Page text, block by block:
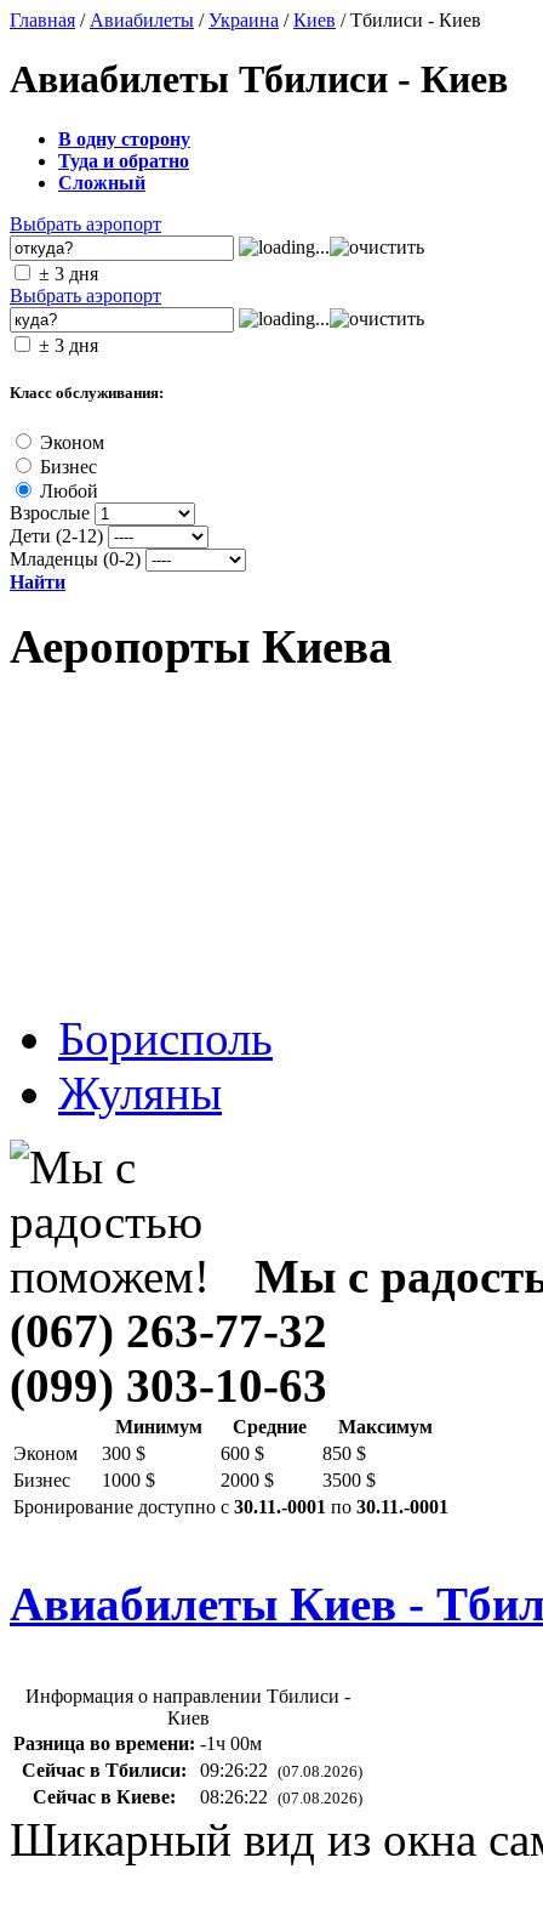
Главная / Авиабилеты /Украина /Киев / Тбилиси - Киев
Авиабилеты Тбилиси - Киев
В одну сторону
Туда и обратно
Сложный
Выбрать аэропорт
± 3 дня
Выбрать аэропорт
± 3 дня
Класс обслуживания:
Эконом
Бизнес
Любой
Взрослые
Дети (2-12)
Младенцы (0-2)
Найти
Аеропорты Киева
Борисполь
Жуляны
Мы с
(067) 263-77-32
(099) 303-10-63
Минимум Средние
Максимум
Эконом
300 $ 600 $
850 $
Бизнес
1000 $ 2000 $
3500 $
Бронирование доступно с 30.11.-0001 по 30.11.-0001
Авиабилеты Киев -
Информация о направлении Тбилиси -
Киев
Разница во времени: -1ч 00м
Сейчас в Тбилиси:
09:26:23 (07.08.2026)
Сейчас в Киеве: 08:26:23 (07.08.2026)
Шикарный вид из окна